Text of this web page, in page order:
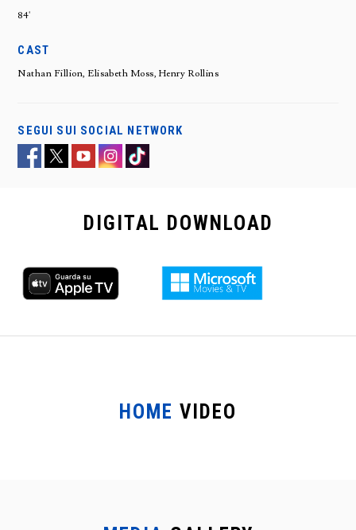
84'
CAST
Nathan Fillion, Elisabeth Moss, Henry Rollins
SEGUI SUI SOCIAL NETWORK
DIGITAL DOWNLOAD
HOME VIDEO